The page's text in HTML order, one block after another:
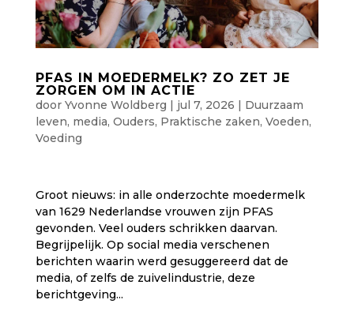
PFAS IN MOEDERMELK? ZO ZET JE
ZORGEN OM IN ACTIE
door Yvonne Woldberg | jul 7, 2026 | Duurzaam
leven, media, Ouders, Praktische zaken, Voeden,
Voeding
Groot nieuws: in alle onderzochte moedermelk
van 1629 Nederlandse vrouwen zijn PFAS
gevonden. Veel ouders schrikken daarvan.
Begrijpelijk. Op social media verschenen
berichten waarin werd gesuggereerd dat de
media, of zelfs de zuivelindustrie, deze
berichtgeving...